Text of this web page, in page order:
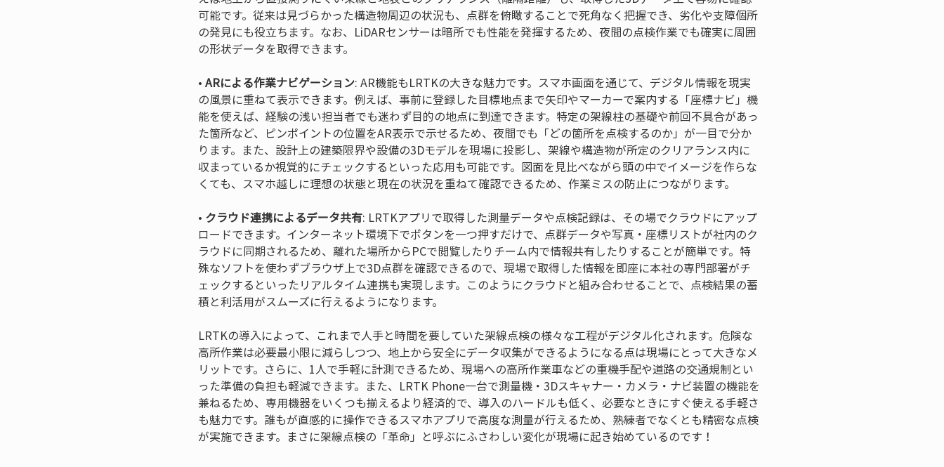
可能です。従来は見づらかった構造物周辺の状況も、点群を俯瞰することで死角なく把握でき、劣化や支障個所
の発見にも役立ちます。なお、LiDARセンサーは暗所でも性能を発揮するため、夜間の点検作業でも確実に周囲
• ARによる作業ナビゲーション: AR機能もLRTKの大きな魅力です。スマホ画面を通じて、デジタル情報を現実
の風景に重ねて表示できます。例えば、事前に登録した目標地点まで矢印やマーカーで案内する「座標ナビ」機
能を使えば、経験の浅い担当者でも迷わず目的の地点に到達できます。特定の架線柱の基礎や前回不具合があっ
た箇所など、ピンポイントの位置をAR表示で示せるため、夜間でも「どの箇所を点検するのか」が一目で分か
ります。また、設計上の建築限界や設備の3Dモデルを現場に投影し、架線や構造物が所定のクリアランス内に
収まっているか視覚的にチェックするといった応用も可能です。図面を見比べながら頭の中でイメージを作らな
• クラウド連携によるデータ共有: LRTKアプリで取得した測量データや点検記録は、その場でクラウドにアップ
ロードできます。インターネット環境下でボタンを一つ押すだけで、点群データや写真・座標リストが社内のク
ラウドに同期されるため、離れた場所からPCで閲覧したりチーム内で情報共有したりすることが簡単です。特
殊なソフトを使わずブラウザ上で3D点群を確認できるので、現場で取得した情報を即座に本社の専門部署がチ
ェックするといったリアルタイム連携も実現します。このようにクラウドと組み合わせることで、点検結果の蓄
積と利活用がスムーズに行えるようになります。
LRTKの導入によって、これまで人手と時間を要していた架線点検の様々な工程がデジタル化されます。危険な
高所作業は必要最小限に減らしつつ、地上から安全にデータ収集ができるようになる点は現場にとって大きなメ
リットです。さらに、1人で手軽に計測できるため、現場への高所作業車などの重機手配や道路の交通規制とい
った準備の負担も軽減できます。また、LRTK Phone一台で測量機・3Dスキャナー・カメラ・ナビ装置の機能を
兼ねるため、専用機器をいくつも揃えるより経済的で、導入のハードルも低く、必要なときにすぐ使える手軽さ
も魅力です。誰もが直感的に操作できるスマホアプリで高度な測量が行えるため、熟練者でなくとも精密な点検
が実施できます。まさに架線点検の「革命」と呼ぶにふさわしい変化が現場に起き始めているのです！